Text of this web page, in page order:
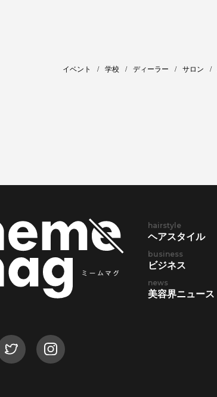
イベント 学校 ディーラー サロン
hairstyle
ヘアスタイル
business
ビジネス
news
美容界ニュース